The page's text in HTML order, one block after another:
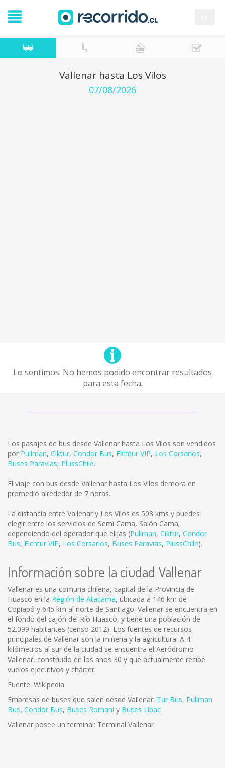
Vallenar hasta Los Vilos
07/08/2026
Lo sentimos. No hemos podido encontrar resultados
para esta fecha.
Los pasajes de bus desde Vallenar hasta Los Vilos son vendidos
por Pullman, Ciktur, Condor Bus, Fichtur VIP, Los Corsarios,
Buses Paravias, PlussChile.
El viaje con bus desde Vallenar hasta Los Vilos demora en
promedio alrededor de 7 horas.
La distancia entre Vallenar y Los Vilos es 508 kms y puedes
elegir entre los servicios de Semi Cama, Salón Cama;
dependiendo del operador que elijas (Pullman, Ciktur, Condor
Bus, Fichtur VIP, Los Corsarios, Buses Paravias, PlussChile).
Información sobre la ciudad Vallenar
Vallenar es una comuna chilena, capital de la Provincia de
Huasco en la Región de Atacama, ubicada a 146 km de
Copiapó y 645 km al norte de Santiago. Vallenar se encuentra en
el fondo del cajón del Río Huasco, y tiene una población de
52.099 habitantes (censo 2012). Los fuentes de recursos
principales de Vallenar son la minería y la agricultura. A 4
kilómetros al sur de la ciudad se encuentra el Aeródromo
Vallenar, construido en los años 30 y que actualmente recibe
vuelos ejecutivos y chárter.
Fuente: Wikipedia
Empresas de buses que salen desde Vallenar: Tur Bus, Pullman
Bus, Condor Bus, Buses Romani y Buses Libac
Vallenar posee un terminal: Terminal Vallenar